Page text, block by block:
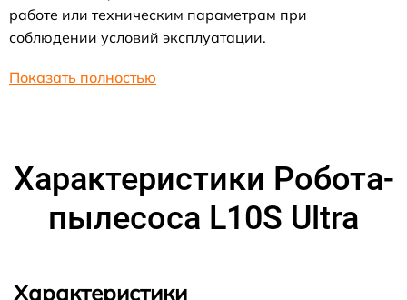
работе или техническим параметрам при
соблюдении условий эксплуатации.
Показать полностью
Характеристики Робота-
пылесоса L10S Ultra
Характеристики